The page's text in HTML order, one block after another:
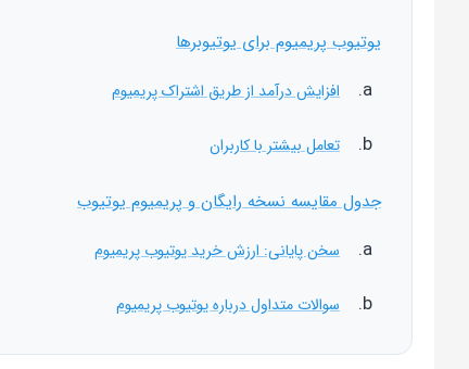
یوتیوب پریمیوم برای یوتیوبرها
افزایش درآمد از طریق اشتراک پریمیوم
تعامل بیشتر با کاربران
جدول مقایسه نسخه رایگان و پریمیوم یوتیوب
سخن پایانی: ارزش خرید یوتیوب پریمیوم
سوالات متداول درباره یوتیوب پریمیوم